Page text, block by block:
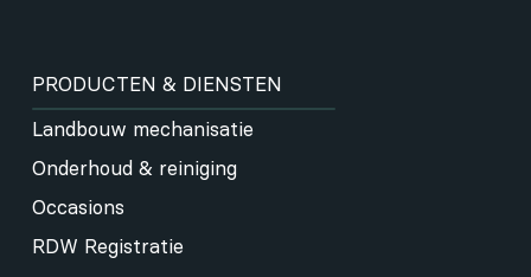
PRODUCTEN & DIENSTEN
Landbouw mechanisatie
Onderhoud & reiniging
Occasions
RDW Registratie